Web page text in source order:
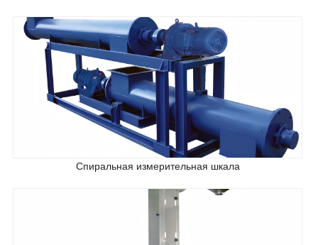
Спиральная измерительная шкала